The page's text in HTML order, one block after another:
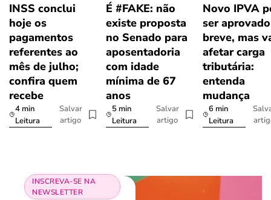
INSS conclui
hoje os
pagamentos
referentes ao
mês de julho;
confira quem
recebe
4 min
Leitura
Salvar
artigo
É #FAKE: não
existe proposta
no Senado para
aposentadoria
com idade
mínima de 67
anos
5 min
Leitura
Salvar
artigo
Novo IPVA
ser
breve, mas
afetar carga
tributária:
entenda
mudança
6 min
Leitura
INSCREVA-SE NA
NEWSLETTER